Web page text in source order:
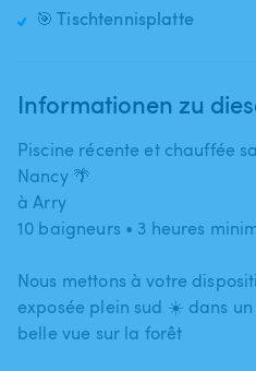
🎯 Tischtennisplatte
Informationen zu
Piscine récente et chauffée
Nancy 🌴
à Arry
10 baigneurs • 3 heures
Nous mettons à votre
exposée plein sud ☀️ dans
belle vue sur la forêt